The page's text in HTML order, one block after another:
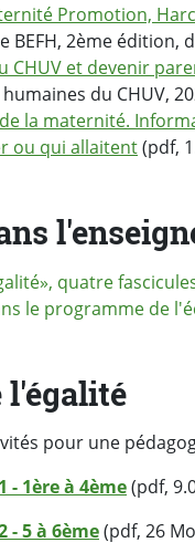
Promotion,
BEFH, 2ème édition,
CHUV et devenir
du CHUV,
la maternité.
ou qui allaitent(pdf,
quatre
le programme de
l'égalité
pour une
- 1ère à 4ème(pdf,
- 5 à 6ème(pdf, 26